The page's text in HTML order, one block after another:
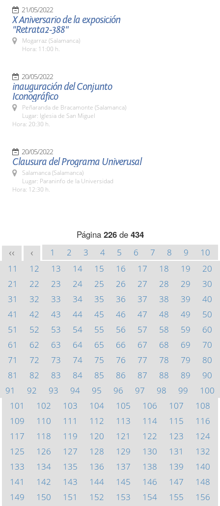
21/05/2022
X Aniversario de la exposición
"Retrata2-388"
Mogarraz (Salamanca)
Hora: 11:00 h.
20/05/2022
inauguración del Conjunto
Iconográfico
Peñaranda de Bracamonte (Salamanca)
Lugar: Iglesia de San Miguel
Hora: 20:30 h.
20/05/2022
Clausura del Programa Univerusal
Salamanca (Salamanca)
Lugar: Paraninfo de la Universidad
Hora: 12:30 h.
Página 226de 434
<< < 1 2 3 4 5 6 7 8 9
10
11
12 13 14 15 16 17 18 19
20
21
22 23 24 25 26 27 28 29
30
31
32 33 34 35 36 37 38 39
40
41
42 43 44 45 46 47 48 49
50
51
52 53 54 55 56 57 58 59
60
61
62 63 64 65 66 67 68 69
70
71
72 73 74 75 76 77 78 79
80
81
82 83 84 85 86 87 88 89
90
91
92 93 94 95 96 97 98 99
100
101
102 103 104 105 106 107
108
109
110 111 112 113 114 115
116
117
118 119 120 121 122 123
124
125
126 127 128 129 130 131
132
133
134 135 136 137 138 139
140
141
142 143 144 145 146 147
148
149
150 151 152 153 154 155
156